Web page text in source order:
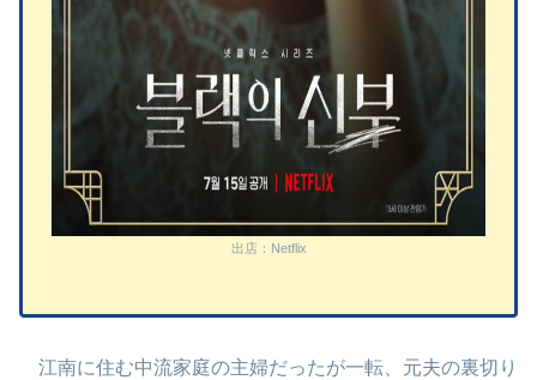
出店：Netflix
江南に住む中流家庭の主婦だったが一転、元夫の裏切り